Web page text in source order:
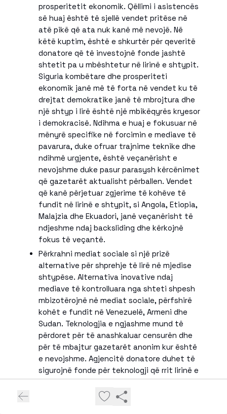
prosperitetit ekonomik. Qëllimi i asistencës
së huaj është të sjellë vendet pritëse në
atë pikë që ata nuk kanë më nevojë. Në
këtë kuptim, është e shkurtër për qeveritë
donatore që të investojnë fonde jashtë
shtetit pa u mbështetur në lirinë e shtypit.
Siguria kombëtare dhe prosperiteti
ekonomik janë më të forta në vendet ku të
drejtat demokratike janë të mbrojtura dhe
një shtyp i lirë është një mbikëqyrës kryesor
i demokracisë. Ndihma e huaj e fokusuar në
mënyrë specifike në forcimin e mediave të
pavarura, duke ofruar trajnime teknike dhe
ndihmë urgjente, është veçanërisht e
nevojshme duke pasur parasysh kërcënimet
që gazetarët aktualisht përballen. Vendet
që kanë përjetuar zgjerime të kohëve të
fundit në lirinë e shtypit, si Angola, Etiopia,
Malajzia dhe Ekuadori, janë veçanërisht të
ndjeshme ndaj backsliding dhe kërkojnë
fokus të veçantë.
Përkrahni mediat sociale si një prizë
alternative për shprehje të lirë në mjedise
shtypëse. Alternativa inovative ndaj
mediave të kontrolluara nga shteti shpesh
mbizotërojnë në mediat sociale, përfshirë
kohët e fundit në Venezuelë, Armeni dhe
Sudan. Teknologjia e ngjashme mund të
përdoret për të anashkaluar censurën dhe
për të mbajtur gazetarët anonim kur është
e nevojshme. Agjencitë donatore duhet të
sigurojnë fonde për teknologji që rrit lirinë e
gazetarisë.
*Citizens Channel /E.K/